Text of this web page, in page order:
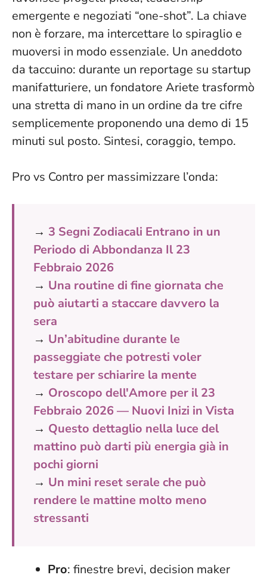
emergente e negoziati “one-shot”. La chiave
non è forzare, ma intercettare lo spiraglio e
muoversi in modo essenziale. Un aneddoto
da taccuino: durante un reportage su startup
manifatturiere, un fondatore Ariete trasformò
una stretta di mano in un ordine da tre cifre
semplicemente proponendo una demo di 15
minuti sul posto. Sintesi, coraggio, tempo.
Pro vs Contro per massimizzare l’onda:
→ 3 Segni Zodiacali Entrano in un
Periodo di Abbondanza Il 23
Febbraio 2026
→ Una routine di fine giornata che
può aiutarti a staccare davvero la
sera
→ Un’abitudine durante le
passeggiate che potresti voler
testare per schiarire la mente
→ Oroscopo dell'Amore per il 23
Febbraio 2026 — Nuovi Inizi in Vista
→ Questo dettaglio nella luce del
mattino può darti più energia già in
pochi giorni
→ Un mini reset serale che può
rendere le mattine molto meno
stressanti
Pro: finestre brevi, decision maker